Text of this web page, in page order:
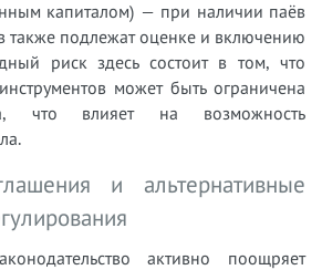
капиталом) — при наличии паёв
также подлежат оценке и включению
риск здесь состоит в том, что
может быть ограничена
что влияет на возможность
и альтернативные
активно поощряет